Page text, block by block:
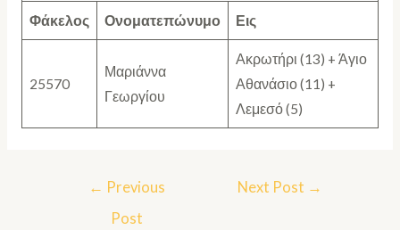
Φάκελος Ονοματεπώνυμο Εις
25570
Μαριάννα
Γεωργίου
Ακρωτήρι (13) + Άγιο
Αθανάσιο (11) +
Λεμεσό (5)
← Previous
Post
Next Post →